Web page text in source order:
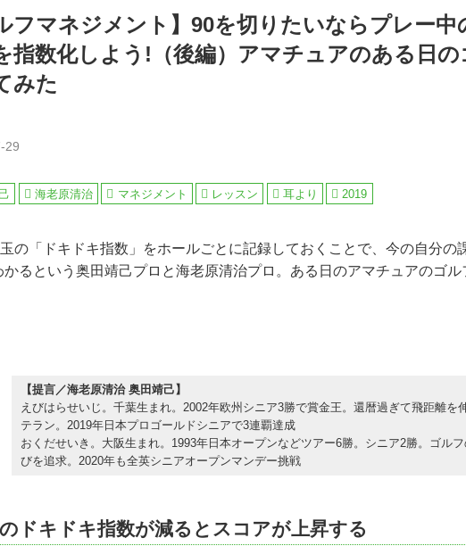
フマネジメント】90を切りたいならプレー中
指数化しよう!（後編）アマチュアのある日
みた
29
海老原清治 マネジメント レッスン 耳より 2019
の「ドキドキ指数」をホールごとに記録しておくことで、今の自分の
かるという奥田靖己プロと海老原清治プロ。ある日のアマチュアのゴル
【提言／海老原清治 奥田靖己】
えびはらせいじ。千葉生まれ。2002年欧州シニア3勝で賞金王。還暦過ぎて飛距離を
テラン。2019年日本プロゴールドシニアで3連覇達成
おくだせいき。大阪生まれ。1993年日本オープンなどツアー6勝。シニア2勝。ゴルフ
びを追求。2020年も全英シニアオープンマンデー挑戦
ドキドキ指数が減るとスコアが上昇する